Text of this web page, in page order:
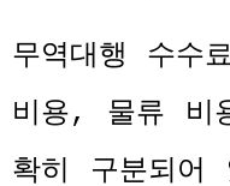
무역대행 수수
비용, 물류 비
확히 구분되어